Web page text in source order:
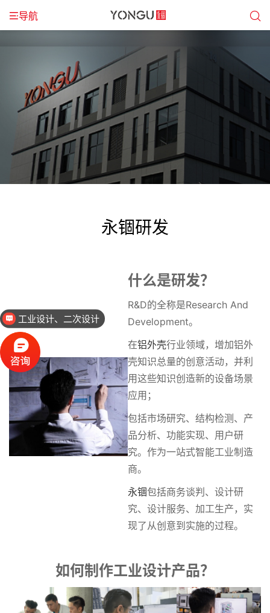
导航
永锢研发
什么是研发？
R&D的全称是Research And
Development。
在铝外壳行业领域，增加铝外
壳知识总量的创意活动，并利
用这些知识创造新的设备场景
应用；
包括市场研究、结构检测、产
品分析、功能实现、用户研
究。作为一站式智能工业制造
商。
永锢包括商务谈判、设计研
究、设计服务、加工生产，实
现了从创意到 实施的过程。
如何制作工业设计产品？
工业设计、二次设计